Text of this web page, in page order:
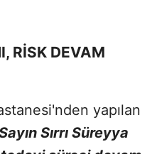
RİSK DEVAM
yapılan
Sırrı Süreyya